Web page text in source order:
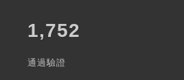
1,752
通過驗證